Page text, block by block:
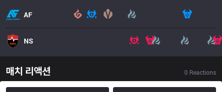
AF
NS
매치 리액션 0 Reactions